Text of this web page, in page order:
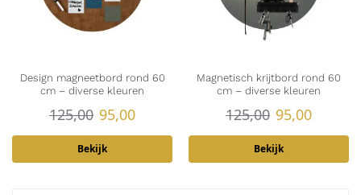
Design magneetbord rond 60
cm – diverse kleuren
125,00 95,00
Bekijk
Magnetisch krijtbord rond 60
cm – diverse kleuren
125,00 95,00
Bekijk